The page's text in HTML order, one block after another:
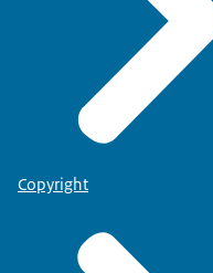
Copyright